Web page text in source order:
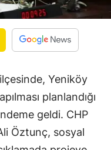
Yeniköy
planlandığı
geldi. CHP
Öztunç, sosyal